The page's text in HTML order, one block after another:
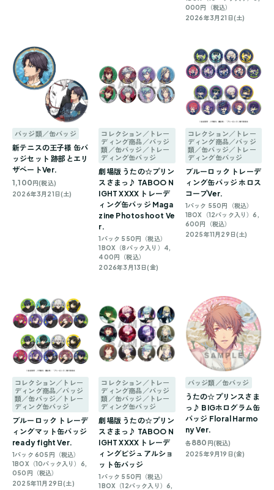
000円（税込）
2026年3月21日(土)
バッジ類／缶バッジ
新テニスの王子様 缶バ
ッジセット 跡部とエリ
ザベートVer.
1,100円(税込)
2026年3月21日(土)
コレクション／トレー
ディング商品／バッジ
類／缶バッジ／トレー
ディング缶バッジ
劇場版 うたの☆プリン
スさまっ♪ TABOO N
IGHT XXXX トレーデ
ィング缶バッジ Maga
zine Photoshoot Ve
r.
1パック 550円（税込）
1BOX（8パック入り）4,
400円（税込）
2026年3月13日(金)
コレクション／トレー
ディング商品／バッジ
類／缶バッジ／トレー
ディング缶バッジ
ブルーロック トレーデ
ィング缶バッジ ホロス
コープVer.
1パック 550円（税込）
1BOX（12パック入り）6,
600円（税込）
2025年11月29日(土)
コレクション／トレー
ディング商品／バッジ
類／缶バッジ／トレー
ディング缶バッジ
ブルーロック トレーデ
ィングマット缶バッジ
ready fight Ver.
1パック 605円（税込）
1BOX（10パック入り）6,
050円（税込）
2025年11月29日(土)
コレクション／トレー
ディング商品／バッジ
類／缶バッジ／トレー
ディング缶バッジ
劇場版 うたの☆プリン
スさまっ♪ TABOO N
IGHT XXXX トレーデ
ィングビジュアルショ
ット缶バッジ
1パック 550円（税込）
1BOX（12パック入り）6,
バッジ類／缶バッジ
うたの☆プリンスさま
っ♪ BIGホログラム缶
バッジ Floral Harmo
ny Ver.
各880 円(税込)
2025年9月19日(金)